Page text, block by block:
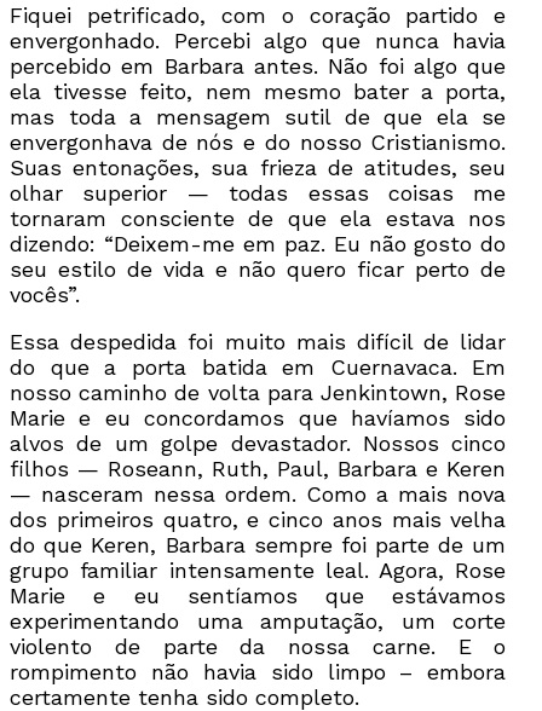
Fiquei petrificado, com o coração partido e
envergonhado. Percebi algo que nunca havia
percebido em Barbara antes. Não foi algo que
ela tivesse feito, nem mesmo bater a porta,
mas toda a mensagem sutil de que ela se
envergonhava de nós e do nosso Cristianismo.
Suas entonações, sua frieza de atitudes, seu
olhar superior — todas essas coisas me
tornaram consciente de que ela estava nos
dizendo: “Deixem-me em paz. Eu não gosto do
seu estilo de vida e não quero ficar perto de
vocês”.
Essa despedida foi muito mais difícil de lidar
do que a porta batida em Cuernavaca. Em
nosso caminho de volta para Jenkintown, Rose
Marie e eu concordamos que havíamos sido
alvos de um golpe devastador. Nossos cinco
filhos — Roseann, Ruth, Paul, Barbara e Keren
— nasceram nessa ordem. Como a mais nova
dos primeiros quatro, e cinco anos mais velha
do que Keren, Barbara sempre foi parte de um
grupo familiar intensamente leal. Agora, Rose
Marie e eu sentíamos que estávamos
experimentando uma amputação, um corte
violento de parte da nossa carne. E o
rompimento não havia sido limpo – embora
certamente tenha sido completo.